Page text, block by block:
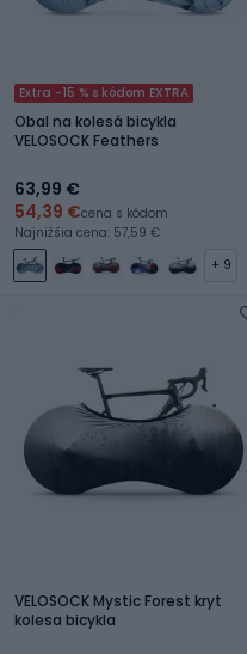
Extra -15 % s kódom EXTRA
Obal na kolesá bicykla
VELOSOCK Feathers
63,99 €
54,39 €cena s kódom
Najnižšia cena: 57,59 €
+ 9
VELOSOCK Mystic Forest kryt
kolesa bicykla